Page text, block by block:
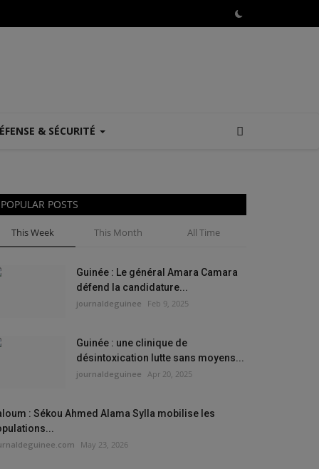
& SÉCURITÉ
POPULAR POSTS
This Week This Month All Time
Guinée : Le général Amara Camara
défend la candidature...
journaldeguinee Feb 9, 2025
Guinée : une clinique de
désintoxication lutte sans moyens...
journaldeguinee Apr 20, 2025
: Sékou Ahmed Alama Sylla mobilise les
May 23, 2026